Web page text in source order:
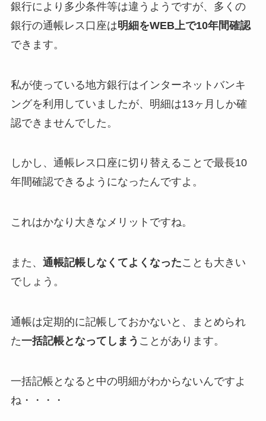
銀行により多少条件等は違うようですが、多くの
銀行の通帳レス口座は明細をWEB上で10年間確認
できます。
私が使っている地方銀行はインターネットバンキ
ングを利用していましたが、明細は13ヶ月しか確
認できませんでした。
しかし、通帳レス口座に切り替えることで最長10
年間確認できるようになったんですよ。
これはかなり大きなメリットですね。
また、 通帳記帳しなくてよくなったことも大きい
でしょう。
通帳は定期的に記帳しておかないと、まとめられ
た一括記帳となってしまう ことがあります。
一括記帳となると中の明細がわからないんですよ
ね・・・・